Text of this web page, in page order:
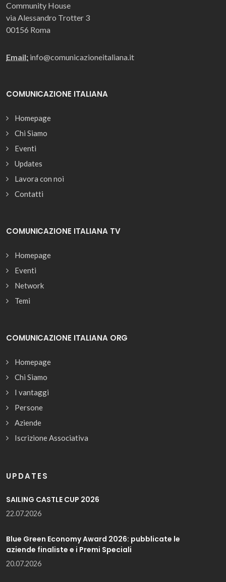
Community House
via Alessandro Trotter 3
00156 Roma
Email: info@comunicazioneitaliana.it
COMUNICAZIONE ITALIANA
Homepage
Chi Siamo
Eventi
Updates
Lavora con noi
Contatti
COMUNICAZIONE ITALIANA TV
Homepage
Eventi
Network
Temi
COMUNICAZIONE ITALIANA ORG
Homepage
Chi Siamo
I vantaggi
Persone
Aziende
Iscrizione Associativa
UPDATES
SAILING CASTLE CUP 2026
22.07.2026
Blue Green Economy Award 2026: pubblicate le
aziende finaliste e i Premi Speciali
20.07.2026